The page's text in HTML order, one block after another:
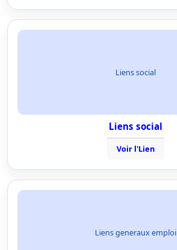
Liens social
Liens social
Voir l'Lien
Liens generaux emploi